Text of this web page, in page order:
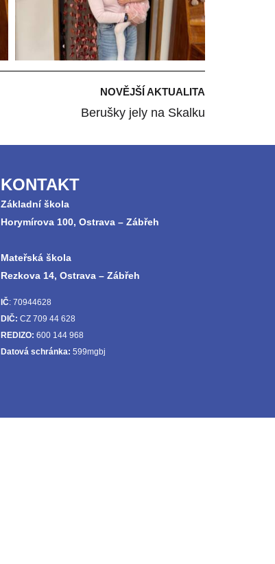
NOVĚJŠÍ AKTUALITA
Berušky jely na Skalku
KONTAKT
Základní škola
Horymírova 100, Ostrava – Zábřeh
Mateřská škola
Rezkova 14, Ostrava – Zábřeh
IČ: 70944628
DIČ: CZ 709 44 628
REDIZO: 600 144 968
Datová schránka: 599mgbj